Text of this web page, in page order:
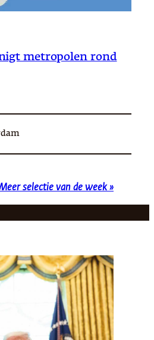
metropolen rond
selectie van de week »